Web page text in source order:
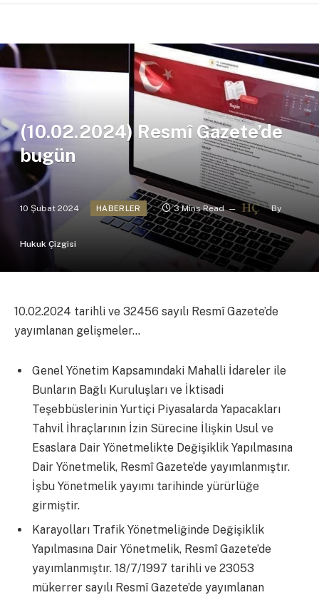
(10.02.2024) Resmî Gazete’de
bugün
10 Şubat 2024 HABERLER 3 Mins Read By
Hukuk Çizgisi
10.02.2024 tarihli ve 32456 sayılı Resmî Gazete’de
yayımlanan gelişmeler…
Genel Yönetim Kapsamındaki Mahalli İdareler ile
Bunların Bağlı Kuruluşları ve İktisadi
Teşebbüslerinin Yurtiçi Piyasalarda Yapacakları
Tahvil İhraçlarının İzin Sürecine İlişkin Usul ve
Esaslara Dair Yönetmelikte Değişiklik Yapılmasına
Dair Yönetmelik, Resmî Gazete’de yayımlanmıştır.
İşbu Yönetmelik yayımı tarihinde yürürlüğe
girmiştir.
Karayolları Trafik Yönetmeliğinde Değişiklik
Yapılmasına Dair Yönetmelik, Resmî Gazete’de
yayımlanmıştır. 18/7/1997 tarihli ve 23053
mükerrer sayılı Resmî Gazete’de yayımlanan